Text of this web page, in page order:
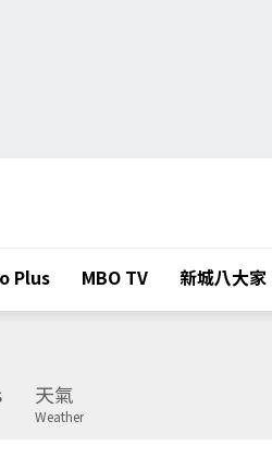
Plus MBO TV 新城八大家
天氣
Weather